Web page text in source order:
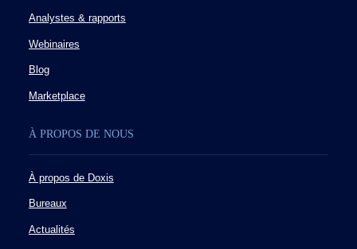
Analystes & rapports
Webinaires
Blog
Marketplace
À PROPOS DE NOUS
À propos de Doxis
Bureaux
Actualités